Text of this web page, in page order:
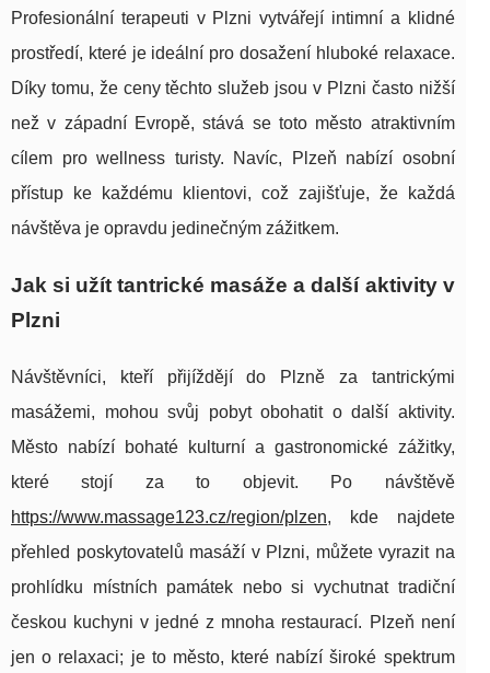
Profesionální terapeuti v Plzni vytvářejí intimní a klidné
prostředí, které je ideální pro dosažení hluboké relaxace.
Díky tomu, že ceny těchto služeb jsou v Plzni často nižší
než v západní Evropě, stává se toto město atraktivním
cílem pro wellness turisty. Navíc, Plzeň nabízí osobní
přístup ke každému klientovi, což zajišťuje, že každá
návštěva je opravdu jedinečným zážitkem.
Jak si užít tantrické masáže a další aktivity v
Plzni
Návštěvníci, kteří přijíždějí do Plzně za tantrickými
masážemi, mohou svůj pobyt obohatit o další aktivity.
Město nabízí bohaté kulturní a gastronomické zážitky,
které stojí za to objevit. Po návštěvě
https://www.massage123.cz/region/plzen, kde najdete
přehled poskytovatelů masáží v Plzni, můžete vyrazit na
prohlídku místních památek nebo si vychutnat tradiční
českou kuchyni v jedné z mnoha restaurací. Plzeň není
jen o relaxaci; je to město, které nabízí široké spektrum